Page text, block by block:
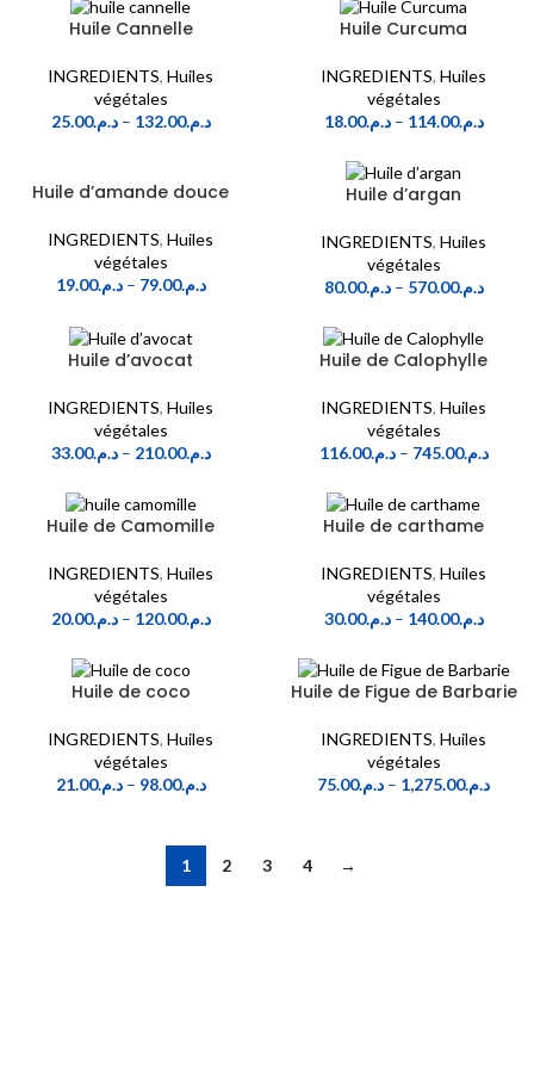
Huile Cannelle
INGREDIENTS, Huiles
végétales
د.م.25.00 – د.م.132.00
Huile Curcuma
INGREDIENTS, Huiles
végétales
د.م.18.00 – د.م.114.00
Huile d’amande douce
INGREDIENTS, Huiles
végétales
د.م.19.00 – د.م.79.00
Huile d’argan
INGREDIENTS, Huiles
végétales
د.م.80.00 – د.م.570.00
Huile d’avocat
INGREDIENTS, Huiles
végétales
د.م.33.00 – د.م.210.00
Huile de Calophylle
INGREDIENTS, Huiles
végétales
د.م.116.00 – د.م.745.00
Huile de Camomille
INGREDIENTS, Huiles
végétales
د.م.20.00 – د.م.120.00
Huile de carthame
INGREDIENTS, Huiles
végétales
د.م.30.00 – د.م.140.00
Huile de coco
INGREDIENTS, Huiles
végétales
د.م.21.00 – د.م.98.00
Huile de Figue de Barbarie
INGREDIENTS, Huiles
végétales
د.م.75.00 – د.م.1,275.00
1 2 3 4 →